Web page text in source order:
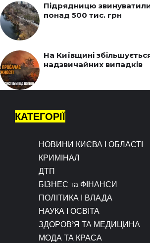
Підрядницю
понад 500 тис. грн
На Київщині
надзвичайних випадків
КАТЕГОРІЇ
НОВИНИ КИЄВА І ОБЛАСТІ
КРИМІНАЛ
ДТП
БІЗНЕС та ФІНАНСИ
ПОЛІТИКА І ВЛАДА
НАУКА І ОСВІТА
ЗДОРОВ’Я ТА МЕДИЦИНА
МОДА ТА КРАСА